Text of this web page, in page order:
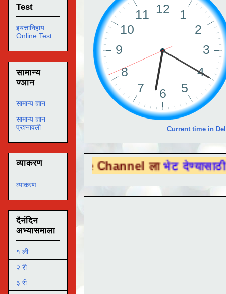
Current time in
Channel लाभेट देण्यासाठी येथे क्लिक
Test
इयत्तानिहाय
Online Test
सामान्य
ज्ञान
सामान्य ज्ञान
सामान्य ज्ञान
प्रश्नावली
व्याकरण
व्याकरण
दैनंदिन
अभ्यासमाला
१ ली
२ री
३ री